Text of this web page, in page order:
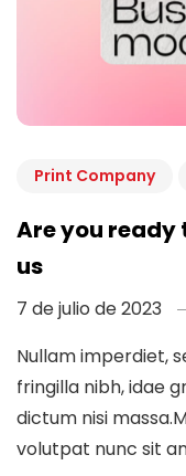
Print Company
Are you ready
us
7 de julio de 2023
Nullam imperdiet,
fringilla nibh, idae
dictum nisi
volutpat nunc sit